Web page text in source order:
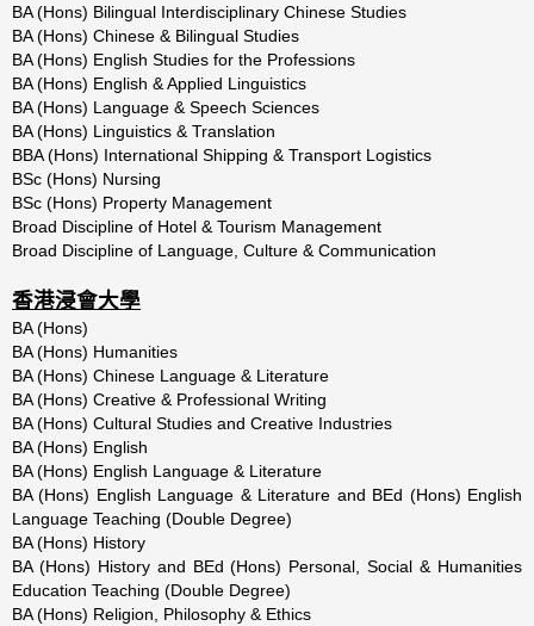
BA (Hons) Bilingual Interdisciplinary Chinese Studies
BA (Hons) Chinese & Bilingual Studies
BA (Hons) English Studies for the Professions
BA (Hons) English & Applied Linguistics
BA (Hons) Language & Speech Sciences
BA (Hons) Linguistics & Translation
BBA (Hons) International Shipping & Transport Logistics
BSc (Hons) Nursing
BSc (Hons) Property Management
Broad Discipline of Hotel & Tourism Management
Broad Discipline of Language, Culture & Communication
香港浸會大學
BA (Hons)
BA (Hons) Humanities
BA (Hons) Chinese Language & Literature
BA (Hons) Creative & Professional Writing
BA (Hons) Cultural Studies and Creative Industries
BA (Hons) English
BA (Hons) English Language & Literature
BA (Hons) English Language & Literature and BEd (Hons) English
Language Teaching (Double Degree)
BA (Hons) History
BA (Hons) History and BEd (Hons) Personal, Social & Humanities
Education Teaching (Double Degree)
BA (Hons) Religion, Philosophy & Ethics